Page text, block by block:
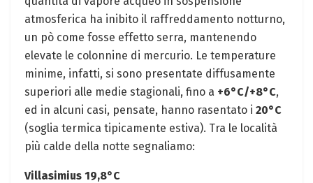
atmosferica ha inibito il raffreddamento notturno,
un pò come fosse effetto serra, mantenendo
elevate le colonnine di mercurio. Le temperature
minime, infatti, si sono presentate diffusamente
superiori alle medie stagionali, fino a +6°C/+8°C,
ed in alcuni casi, pensate, hanno rasentato i 20°C
(soglia termica tipicamente estiva). Tra le località
più calde della notte segnaliamo:
Villasimius 19,8°C